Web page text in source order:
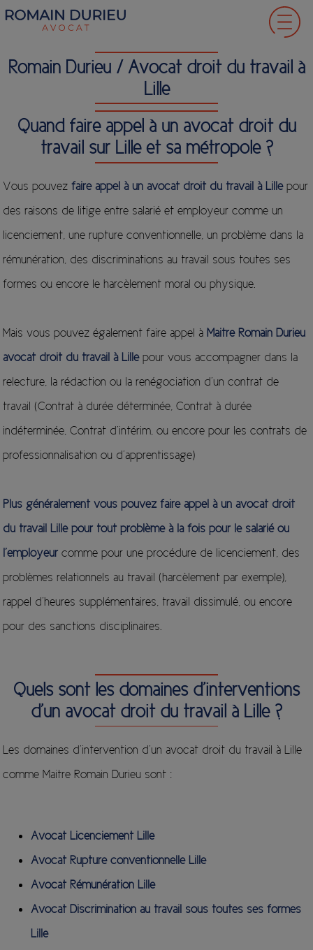
Romain Durieu / Avocat droit du travail à
Lille
Quand faire appel à un avocat droit du
travail sur Lille et sa métropole ?
Vous pouvezfaire appel à un avocat droit du travail à Lillepour
des raisons de litige entre salarié et employeur comme un
licenciement, une rupture conventionnelle, un problème dans la
rémunération, des discriminations au travail sous toutes ses
formes ou encore le harcèlement moral ou physique.
Mais vous pouvez également faire appel à Maitre Romain Durieu
avocat droit du travail à Lillepour vous accompagner dans la
relecture, la rédaction ou la renégociation d’un contrat de
travail (Contrat à durée déterminée, Contrat à durée
indéterminée, Contrat d’intérim, ou encore pour les contrats de
professionnalisation ou d’apprentissage)
Plus généralement vous pouvez faire appel à un avocat droit
du travail Lille pour tout problème à la fois pour le salarié ou
l’employeur comme pour une procédure de licenciement, des
problèmes relationnels au travail (harcèlement par exemple),
rappel d’heures supplémentaires, travail dissimulé, ou encore
pour des sanctions disciplinaires.
Quels sont les domaines d’interventions
d’un avocat droit du travail à Lille ?
Les domaines d’intervention d’un avocat droit du travail à Lille
comme Maitre Romain Durieu sont :
Avocat Licenciement Lille
Avocat Rupture conventionnelle Lille
Avocat Rémunération Lille
Avocat Discrimination au travail sous toutes ses formes
Lille